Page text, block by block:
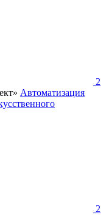
2
Автоматизация
2